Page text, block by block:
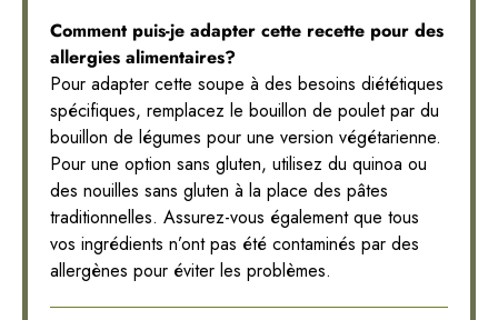
Comment puis-je adapter cette recette pour des
allergies alimentaires?
Pour adapter cette soupe à des besoins diététiques
spécifiques, remplacez le bouillon de poulet par du
bouillon de légumes pour une version végétarienne.
Pour une option sans gluten, utilisez du quinoa ou
des nouilles sans gluten à la place des pâtes
traditionnelles. Assurez-vous également que tous
vos ingrédients n’ont pas été contaminés par des
allergènes pour éviter les problèmes.